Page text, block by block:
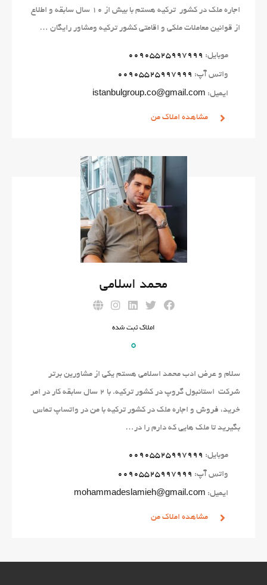
اجاره ملک در کشور ترکیه هستم با بیش از 10 سال سابقه و اطلاع
از قوانین معاملات ملکی و اقامتی کشور ترکیه ومشاور رایگان …
موبایل: 00905525997999
واتس آپ: 00905525997999
ایمیل: istanbulgroup.co@gmail.com
مشاهده املاک من
محمد اسلامی
املاک ثبت شده
0
سلام و عرض ادب محمد اسلامی هستم یکی از مشاورین برتر
شرکت استانبول گروپ در کشور ترکیه. با 2 سال سابقه کار در امر
خرید، فروش و اجاره ملک در کشور ترکیه با من در واتساپ تماس
بگیرید تا ملک هایی که دارم را در…
موبایل: 00905525997999
واتس آپ: 00905525997999
ایمیل: mohammadeslamieh@gmail.com
مشاهده املاک من